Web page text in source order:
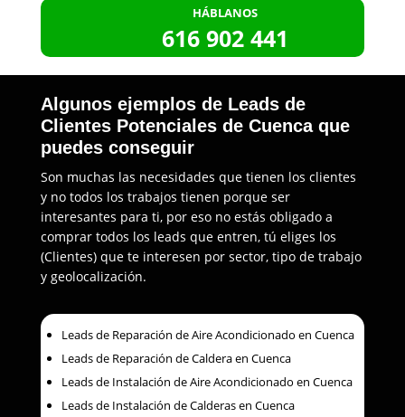
HÁBLANOS
616 902 441
Algunos ejemplos de Leads de
Clientes Potenciales de Cuenca que
puedes conseguir
Son muchas las necesidades que tienen los clientes
y no todos los trabajos tienen porque ser
interesantes para ti, por eso no estás obligado a
comprar todos los leads que entren, tú eliges los
(Clientes) que te interesen por sector, tipo de trabajo
y geolocalización.
Leads de Reparación de Aire Acondicionado en Cuenca
Leads de Reparación de Caldera en Cuenca
Leads de Instalación de Aire Acondicionado en Cuenca
Leads de Instalación de Calderas en Cuenca